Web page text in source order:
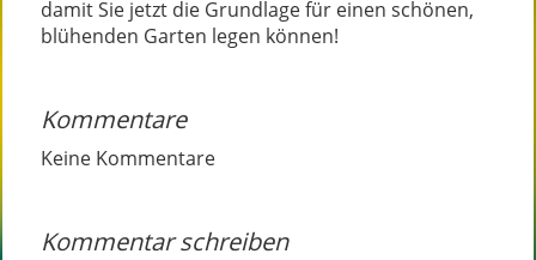
damit Sie jetzt die Grundlage für einen schönen,
blühenden Garten legen können!
Kommentare
Keine Kommentare
Kommentar schreiben